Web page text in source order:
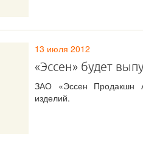
13 июля 2012
«Эссен» будет
ЗАО «Эссен Продакшн
изделий.